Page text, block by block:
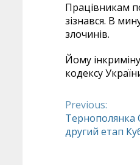
Працівникам
зізнався. В
злочинів.
Йому
кодексу
Continue
Reading
Previous:
Тернополянка
другий етап